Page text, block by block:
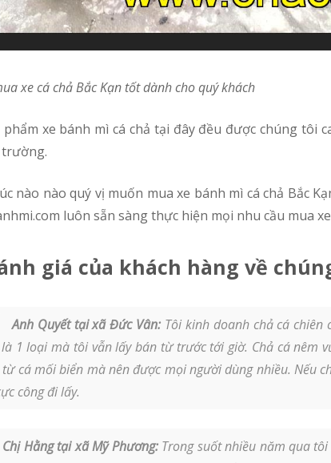
xe cá chả Bắc Kạn tốt dành cho quý khách
luôn sẵn sàng thực hiện mọi nhu cầu mua
giá của khách hàng về
Anh Quyết tại xã Đức Vân: Tôi kinh doanh chả cá chiên
1 loại mà tôi vẫn lấy bán từ trước tới giờ. Chả cá nêm
cá mối biển mà nên được mọi người dùng nhiều. Nếu
công đi lấy.
Chị Hằng tại xã Mỹ Phương:Trong suốt nhiều năm qua